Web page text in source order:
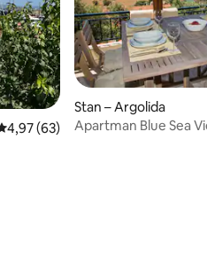
ocjena: 4,97/5,
4,97 (63)
Stan – Argolida
Apartman Blue Sea